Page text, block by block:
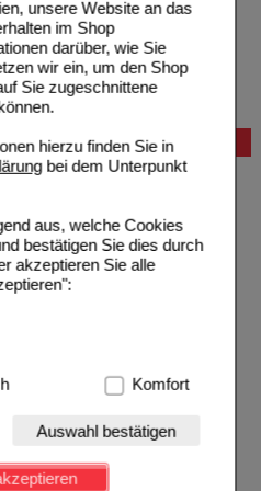
unsere Website an das
im Shop
darüber, wie Sie
wir ein, um den Shop
Sie zugeschnittene
hierzu finden Sie in
bei dem Unterpunkt
aus, welche Cookies
bestätigen Sie dies durch
akzeptieren Sie alle
handelt es sich um
Navigation, Warenkorb,
diese nicht verzichtet
Komfort
Auswahl bestätigen
Bewertung